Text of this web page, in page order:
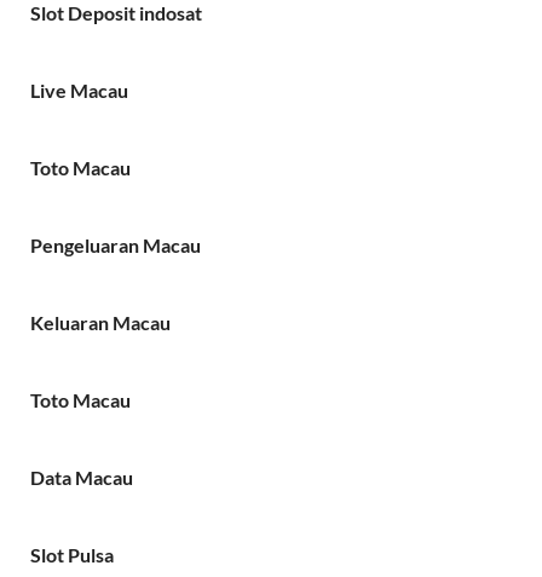
Slot Deposit indosat
Live Macau
Toto Macau
Pengeluaran Macau
Keluaran Macau
Toto Macau
Data Macau
Slot Pulsa